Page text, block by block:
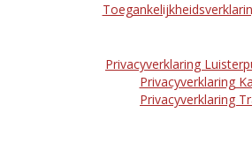
Privacyverklaring
Privacyverklaring
Privacyverklaring